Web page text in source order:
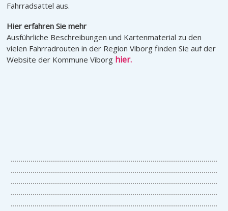
Fahrradsattel aus.
Hier erfahren Sie mehr
Ausführliche Beschreibungen und Kartenmaterial zu den
vielen Fahrradrouten in der Region Viborg finden Sie auf der
Website der Kommune Viborg hier.